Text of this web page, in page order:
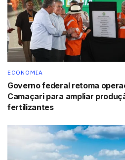
ECONOMIA
Governo federal retoma
Camaçari para ampliar
fertilizantes